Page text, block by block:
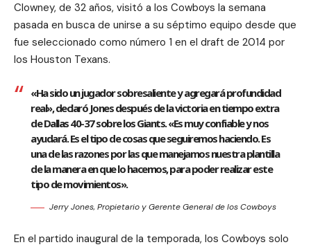
Clowney, de 32 años, visitó a los Cowboys la semana
pasada en busca de unirse a su séptimo equipo desde que
fue seleccionado como número 1 en el draft de 2014 por
los Houston Texans.
«Ha sido un jugador sobresaliente y agregará profundidad
real», declaró Jones después de la victoria en tiempo extra
de Dallas 40-37 sobre los Giants. «Es muy confiable y nos
ayudará. Es el tipo de cosas que seguiremos haciendo. Es
una de las razones por las que manejamos nuestra plantilla
de la manera en que lo hacemos, para poder realizar este
tipo de movimientos».
Jerry Jones, Propietario y Gerente General de los Cowboys
En el partido inaugural de la temporada, los Cowboys solo